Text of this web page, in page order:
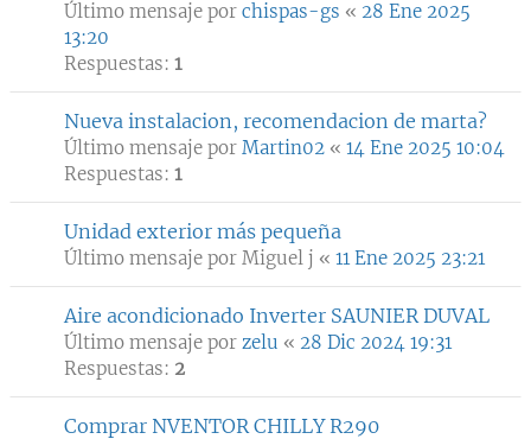
Último mensaje por chispas-gs « 28 Ene 2025
13:20
Respuestas: 1
Nueva instalacion, recomendacion de marta?
Último mensaje por Martin02 « 14 Ene 2025 10:04
Respuestas: 1
Unidad exterior más pequeña
Último mensaje por Miguel j « 11 Ene 2025 23:21
Aire acondicionado Inverter SAUNIER DUVAL
Último mensaje por zelu « 28 Dic 2024 19:31
Respuestas: 2
Comprar NVENTOR CHILLY R290